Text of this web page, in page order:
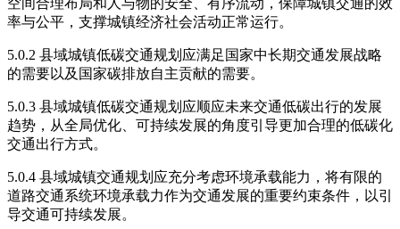
空间合理布局和人与物的安全、有序流动，保障城镇交通的效
率与公平，支撑城镇经济社会活动正常运行。
5.0.2 县域城镇低碳交通规划应满足国家中长期交通发展战略
的需要以及国家碳排放自主贡献的需要。
5.0.3 县域城镇低碳交通规划应顺应未来交通低碳出行的发展
趋势，从全局优化、可持续发展的角度引导更加合理的低碳化
交通出行方式。
5.0.4 县域城镇交通规划应充分考虑环境承载能力，将有限的
道路交通系统环境承载力作为交通发展的重要约束条件，以引
导交通可持续发展。